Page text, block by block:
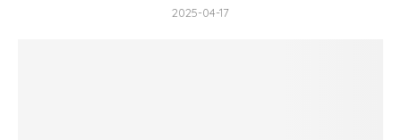
2025-04-17